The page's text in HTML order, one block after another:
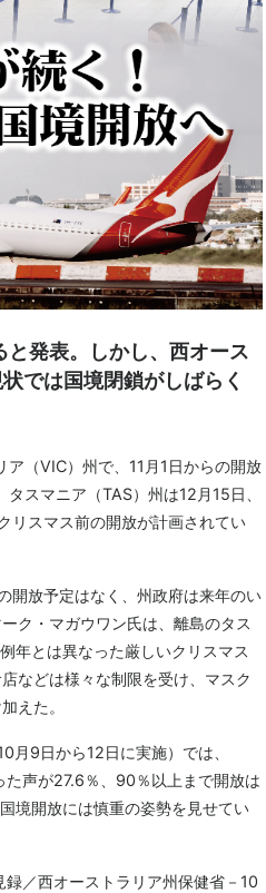
発表。しかし、西オース
では国境閉鎖がしばらく
（VIC）州で、11月1日からの開放
スマニア（TAS）州は12月15日、
リスマス前の開放が計画されてい
開放予定はなく、州政府は来年のい
ク・マガウワン氏は、離島のタス
年とは異なった厳しいクリスマス
などは様々な制限を受け、マスク
えた。
月9日から12日に実施）では、
声が27.6％、90％以上まで開放は
境開放には慎重の姿勢を見せてい
／西オーストラリア州保健省－10